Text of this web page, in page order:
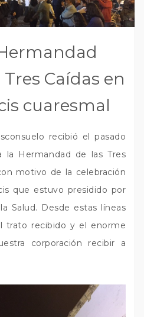
Caídas en
cuaresmal
recibió el pasado
la Hermandad de las Tres
motivo de la celebración
que estuvo presidido por
Salud. Desde estas líneas
trato recibido y el enorme
corporación recibir a